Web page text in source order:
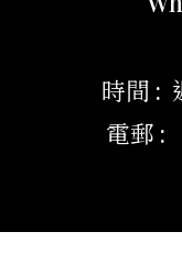
時間 :
電郵 :